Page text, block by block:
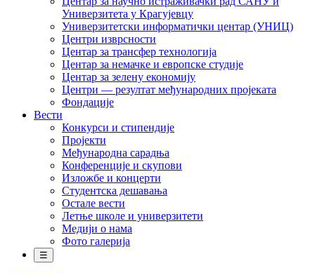
Универзитета у Крагујевцу
Универзитетски информатички центар (УНИЦ)
Центри изврсности
Центар за трансфер технологија
Центар за немачке и европске студије
Центар за зелену економију
Центри — резултат међународних пројеката
Фондације
Вести
Конкурси и стипендије
Пројекти
Међународна сарадња
Конференције и скупови
Изложбе и концерти
Студентска дешавања
Остале вести
Летње школе и универзитети
Медији о нама
Фото галерија
☰